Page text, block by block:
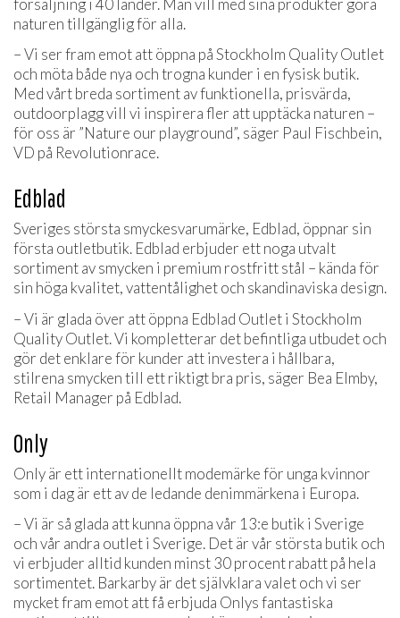
försäljning i 40 länder. Man vill med sina produkter göra
naturen tillgänglig för alla.
– Vi ser fram emot att öppna på Stockholm Quality Outlet
och möta både nya och trogna kunder i en fysisk butik.
Med vårt breda sortiment av funktionella, prisvärda,
outdoorplagg vill vi inspirera fler att upptäcka naturen –
för oss är ”Nature our playground”, säger Paul Fischbein,
VD på Revolutionrace.
Edblad
Sveriges största smyckesvarumärke, Edblad, öppnar sin
första outletbutik. Edblad erbjuder ett noga utvalt
sortiment av smycken i premium rostfritt stål – kända för
sin höga kvalitet, vattentålighet och skandinaviska design.
– Vi är glada över att öppna Edblad Outlet i Stockholm
Quality Outlet. Vi kompletterar det befintliga utbudet och
gör det enklare för kunder att investera i hållbara,
stilrena smycken till ett riktigt bra pris, säger Bea Elmby,
Retail Manager på Edblad.
Only
Only är ett internationellt modemärke för unga kvinnor
som i dag är ett av de ledande denimmärkena i Europa.
– Vi är så glada att kunna öppna vår 13:e butik i Sverige
och vår andra outlet i Sverige. Det är vår största butik och
vi erbjuder alltid kunden minst 30 procent rabatt på hela
sortimentet. Barkarby är det självklara valet och vi ser
mycket fram emot att få erbjuda Onlys fantastiska